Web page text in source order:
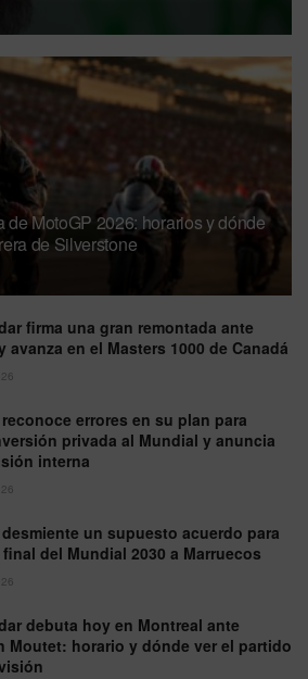
de MotoGP 2026: horarios y dónde
de Silverstone
firma una gran remontada ante
avanza en el Masters 1000 de Canadá
reconoce errores en su plan para
privada al Mundial y anuncia
interna
desmiente un supuesto acuerdo para
del Mundial 2030 a Marruecos
debuta hoy en Montreal ante
Moutet: horario y dónde ver el partido